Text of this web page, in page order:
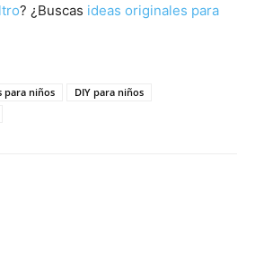
? ¿Buscas ideas originales para
para niños
DIY para niños